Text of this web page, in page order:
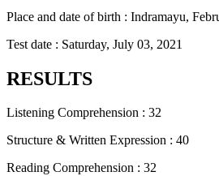
Place and date of birth : Indramayu,
Test date : Saturday, July 03, 2021
RESULTS
Listening Comprehension : 32
Structure & Written Expression : 40
Reading Comprehension : 32